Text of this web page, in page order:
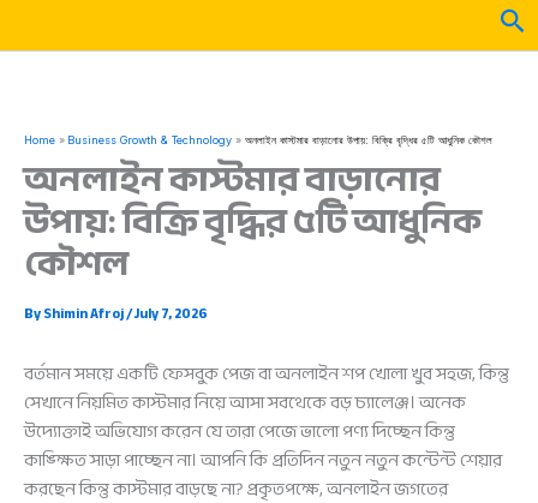
Home Business Growth & Technology অনলাইন কাস্টমার বাড়ানোর উপায়: বিক্রি বৃদ্ধির ৫টি আধুনিক কৌশল
অনলাইন কাস্টমার বাড়ানোর
উপায়: বিক্রি বৃদ্ধির ৫টি আধুনিক
কৌশল
ByShimin Afroj/July 7, 2026
বর্তমান সময়ে একটি ফেসবুক পেজ বা অনলাইন শপ খোলা খুব সহজ, কিন্তু
সেখানে নিয়মিত কাস্টমার নিয়ে আসা সবথেকে বড় চ্যালেঞ্জ। অনেক
উদ্যোক্তাই অভিযোগ করেন যে তারা পেজে ভালো পণ্য দিচ্ছেন কিন্তু
কাঙ্ক্ষিত সাড়া পাচ্ছেন না। আপনি কি প্রতিদিন নতুন নতুন কন্টেন্ট শেয়ার
করছেন কিন্তু কাস্টমার বাড়ছে না? প্রকৃতপক্ষে, অনলাইন জগতের